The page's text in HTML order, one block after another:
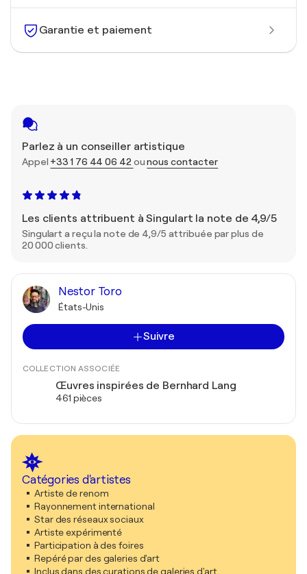
Garantie et paiement
Parlez à un conseiller artistique
Appel +33 1 76 44 06 42 ounous contacter
Les clients attribuent à Singulart la note de 4,9/5
Singulart a reçu la note de 4,9/5 attribuée par plus de
20 000 clients.
Nestor Toro
États-Unis
Suivre
COLLECTION ASSOCIÉE
Œuvres inspirées de Bernhard Lang
461 pièces
Catégories d'artistes
Artiste de renom
Rayonnement international
Star des réseaux sociaux
Artiste expérimenté
Participation à des foires
Repéré par des galeries d'art
Inclus dans des curations de galeries d'art